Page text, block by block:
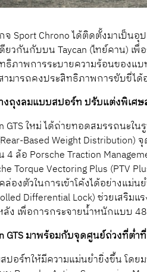
จ Sport Chrono ได้ติดตั้งมาเป็น
ยวกันกับบน Taycan (ไทย์คาน) เ
ธิภาพการระบายความร้อนของแบ
ามารถคงประสิทธิภาพการขับขี่ไ
งถุงลมแบบสปอร์ท ปรับแต่งพิเศษ
GTS ใหม่ ได้ถ่ายทอดสมรรถนะ
Based Weight
4 ล้อ Porsche Traction
Torque Vectoring Plus (PTV
ล่องตัวในการเข้าโค้งได้อย่างแม่
Differential Lock) ช่วยเสริม
ลัง เพื่อการกระจายน้ำหนักแบบ
GTS มาพร้อมกับจุดศูนย์ถ่วงที่ต่ำ
ปอร์ทให้มีความแม่นยำยิ่งขึ้น โดย